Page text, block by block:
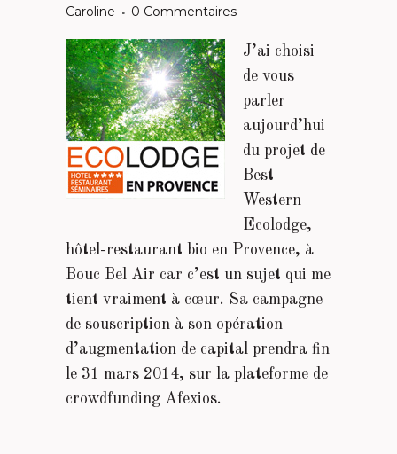
Caroline
0 Commentaires
J’ai choisi
de vous
parler
aujourd’hui
du projet de
Best
Western
Ecolodge,
hôtel-restaurant bio en Provence, à
Bouc Bel Air car c’est un sujet qui me
tient vraiment à cœur. Sa campagne
de souscription à son opération
d’augmentation de capital prendra fin
le 31 mars 2014, sur la plateforme de
crowdfunding Afexios.